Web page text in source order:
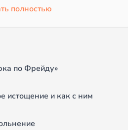
полностью
по Фрейду»
истощение и как с ним